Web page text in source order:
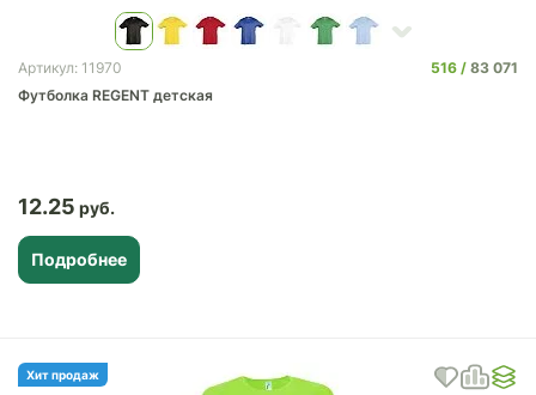
Артикул: 11970 516
83 071
Футболка REGENT детская
12.25
Подробнее
Хит продаж